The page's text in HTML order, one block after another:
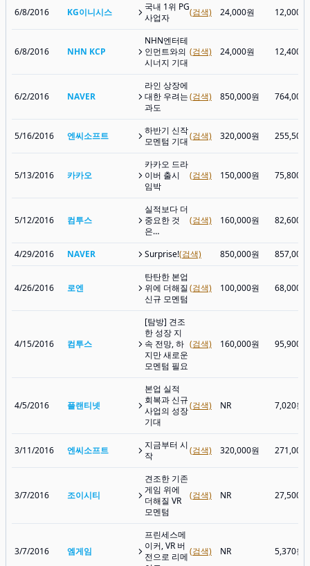
6/8/2016 KG이니시스
국내 1위 PG
사업자
(검색) 24,000원 12,000원
6/8/2016 NHN KCP
NHN엔터테
인먼트와의
시너지 기대
(검색) 24,000원 12,400원
6/2/2016 NAVER
라인 상장에
대한 우려는
과도
(검색) 850,000원 764,000
5/16/2016 엔씨소프트
하반기 신작
모멘텀 기대(검색) 320,000원 255,500
5/13/2016 카카오
카카오 드라
이버 출시
임박
(검색) 150,000원 75,800원
5/12/2016 컴투스
실적보다 더
중요한 것
은…
(검색) 160,000원 82,600원
4/29/2016 NAVER Surprise!(검색) 850,000원 857,000
4/26/2016 로엔
탄탄한 본업
위에 더해질
신규 모멘텀
(검색) 100,000원 68,000원
4/15/2016 컴투스
[탐방] 견조
한 성장 지
속 전망, 하
지만 새로운
모멘텀 필요
(검색) 160,000원 95,900원
4/5/2016 플랜티넷
본업 실적
회복과 신규
사업의 성장
기대
(검색) NR 7,020원
3/11/2016 엔씨소프트
지금부터 시
작
(검색) 320,000원 271,000
3/7/2016 조이시티
견조한 기존
게임 위에
더해질 VR
모멘텀
(검색) NR 27,500원
3/7/2016 엠게임
프린세스메
이커, VR 버
전으로 리메(검색) NR 5,370원